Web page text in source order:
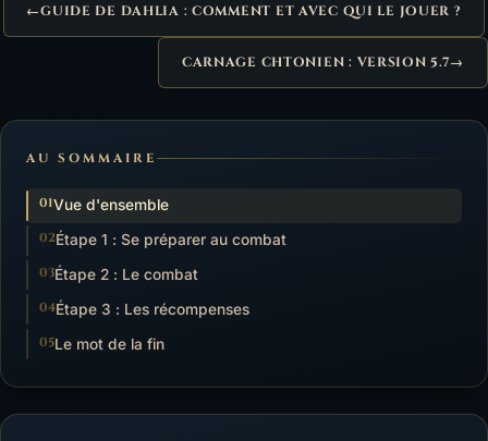
←GUIDE DE DAHLIA : COMMENT ET AVEC QUI LE JOUER ?
CARNAGE CHTONIEN : VERSION 5.7→
AU SOMMAIRE
Vue d'ensemble
Étape 1 : Se préparer au combat
Étape 2 : Le combat
Étape 3 : Les récompenses
Le mot de la fin